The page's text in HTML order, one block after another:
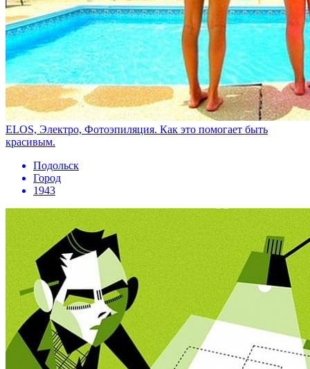
ELOS, Электро, Фотоэпиляция. Как это помогает быть
красивым.
Подольск
Город
1943